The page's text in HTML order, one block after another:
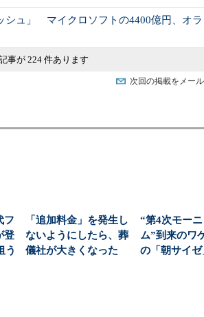
次回の掲載をメー
シュ」 マイクロソフトの4400億円、オ
事が 224 件あります
フ
登
う
「追加料金」を発生し
ないようにしたら、葬
儀社が大きくなった
“第4次モー
ム”到来のワ
の「朝サイゼ